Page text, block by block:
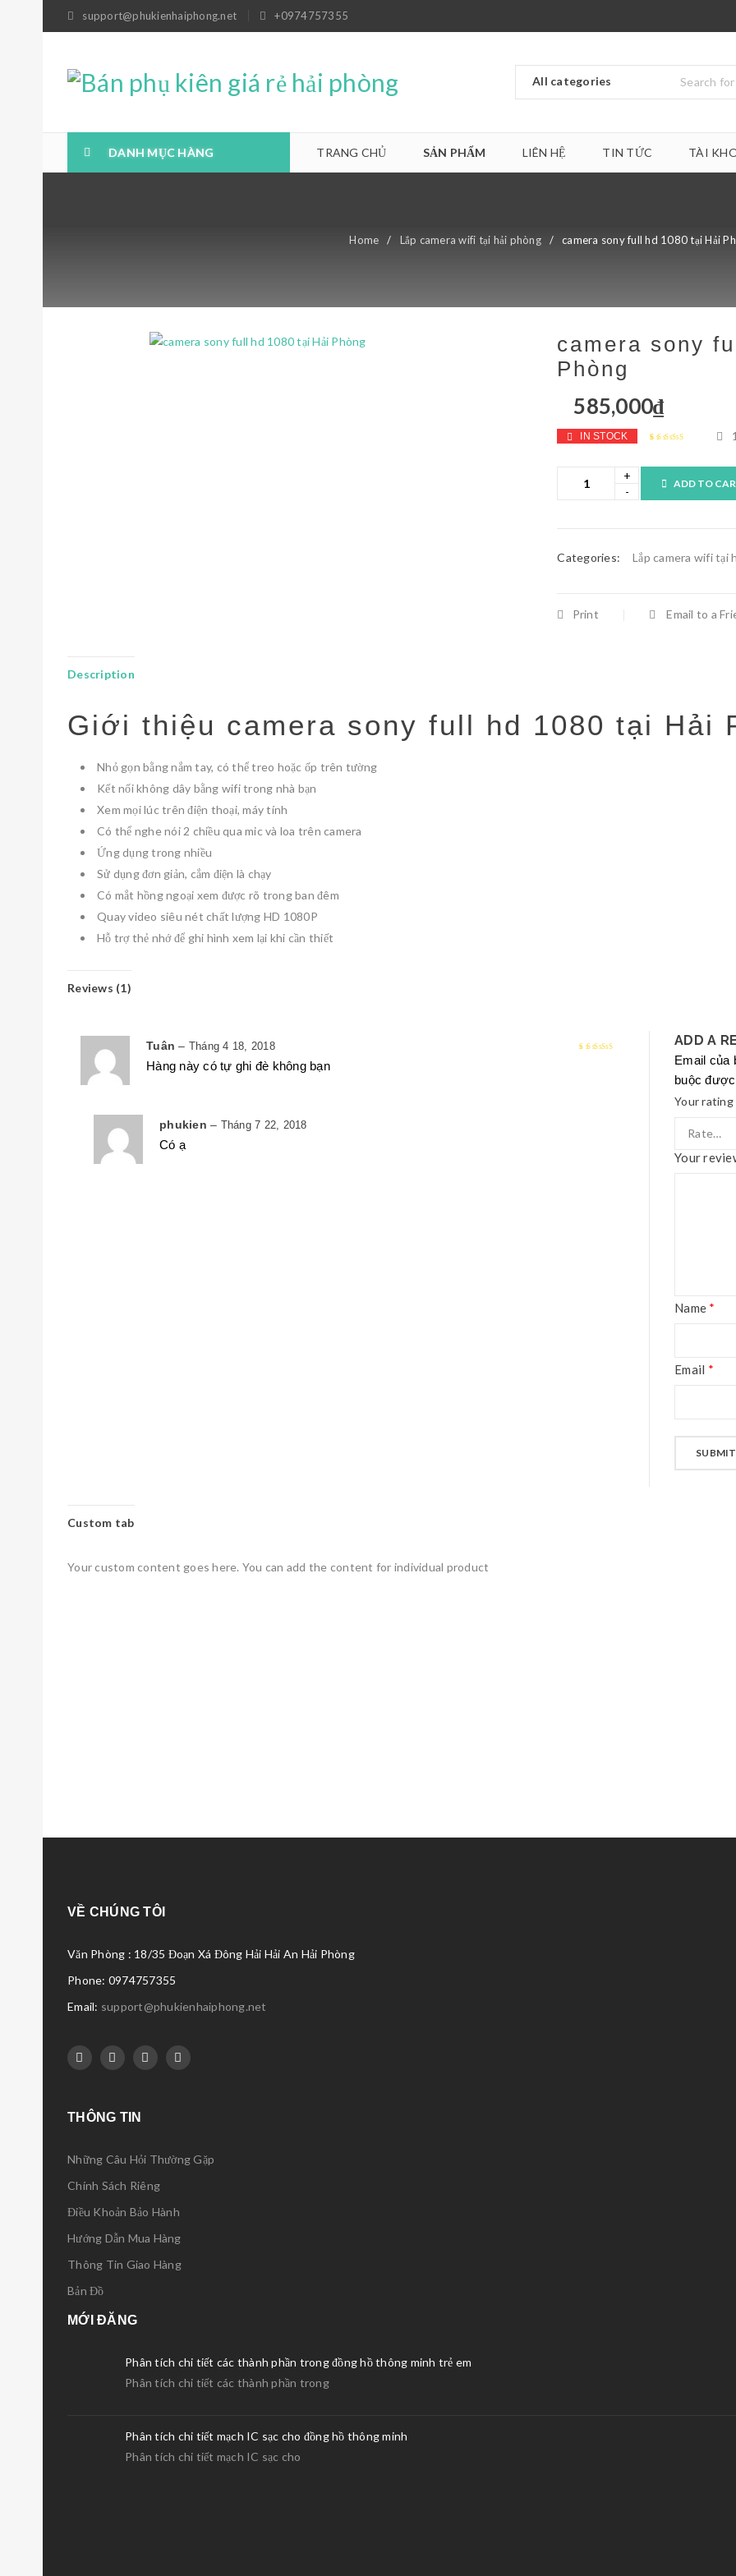
support@phukienhaiphong.net +0974757355
DANH MỤC HÀNG TRANG CHỦ SẢN PHẨM LIÊN HỆ TIN TỨC TÀI
Home / Lắp camera wifi tại hải phòng / camera sony full hd 1080 tại Hải
camera sony
Phòng
585,000₫
IN STOCK
customer
rating
ADD TO
Categories: Lắp camera wifi tại
Print Email to a
Description
Giới thiệu camera sony full hd 1080 tại Hải
Nhỏ gọn bằng nắm tay, có thể treo hoặc ốp trên tường
Kết nối không dây bằng wifi trong nhà bạn
Xem mọi lúc trên điện thoại, máy tính
Có thể nghe nói 2 chiều qua mic và loa trên camera
Ứng dụng trong nhiều
Sử dụng đơn giản, cắm điện là chạy
Có mắt hồng ngoại xem được rõ trong ban đêm
Quay video siêu nét chất lượng HD 1080P
Hỗ trợ thẻ nhớ để ghi hình xem lại khi cần thiết
Reviews (1)
Tuân– Tháng 4 18, 2018
Hàng này có tự ghi đè không bạn
phukien – Tháng 7 22, 2018
Có ạ
ADD A
Email của
buộc
Your rating
Your
Name *
Email *
Custom tab
Your custom content goes here. You can add the content for individual product
VỀ CHÚNG TÔI
Văn Phòng : 18/35 Đoạn Xá Đông Hải Hải An Hải Phòng
Phone: 0974757355
Email: support@phukienhaiphong.net
THÔNG TIN
Những Câu Hỏi Thường Gặp
Chính Sách Riêng
Điều Khoản Bảo Hành
Hướng Dẫn Mua Hàng
Thông Tin Giao Hàng
Bản Đồ
MỚI ĐĂNG
Phân tích chi tiết các thành phần trong đồng hồ thông minh trẻ em
Phân tích chi tiết các thành phần trong
Phân tích chi tiết mạch IC sạc cho đồng hồ thông minh
Phân tích chi tiết mạch IC sạc cho